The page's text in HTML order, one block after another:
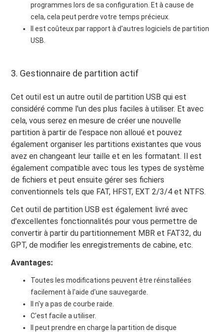
programmes lors de sa configuration. Et à cause de
cela, cela peut perdre votre temps précieux.
Il est coûteux par rapport à d'autres logiciels de partition
USB.
3. Gestionnaire de partition actif
Cet outil est un autre outil de partition USB qui est
considéré comme l'un des plus faciles à utiliser. Et avec
cela, vous serez en mesure de créer une nouvelle
partition à partir de l'espace non alloué et pouvez
également organiser les partitions existantes que vous
avez en changeant leur taille et en les formatant. Il est
également compatible avec tous les types de système
de fichiers et peut ensuite gérer ses fichiers
conventionnels tels que FAT, HFST, EXT 2/3/4 et NTFS.
Cet outil de partition USB est également livré avec
d'excellentes fonctionnalités pour vous permettre de
convertir à partir du partitionnement MBR et FAT32, du
GPT, de modifier les enregistrements de cabine, etc.
Avantages:
Toutes les modifications peuvent être réinstallées
facilement à l'aide d'une sauvegarde.
Il n'y a pas de courbe raide.
C'est facile a utiliser.
Il peut prendre en charge la partition de disque